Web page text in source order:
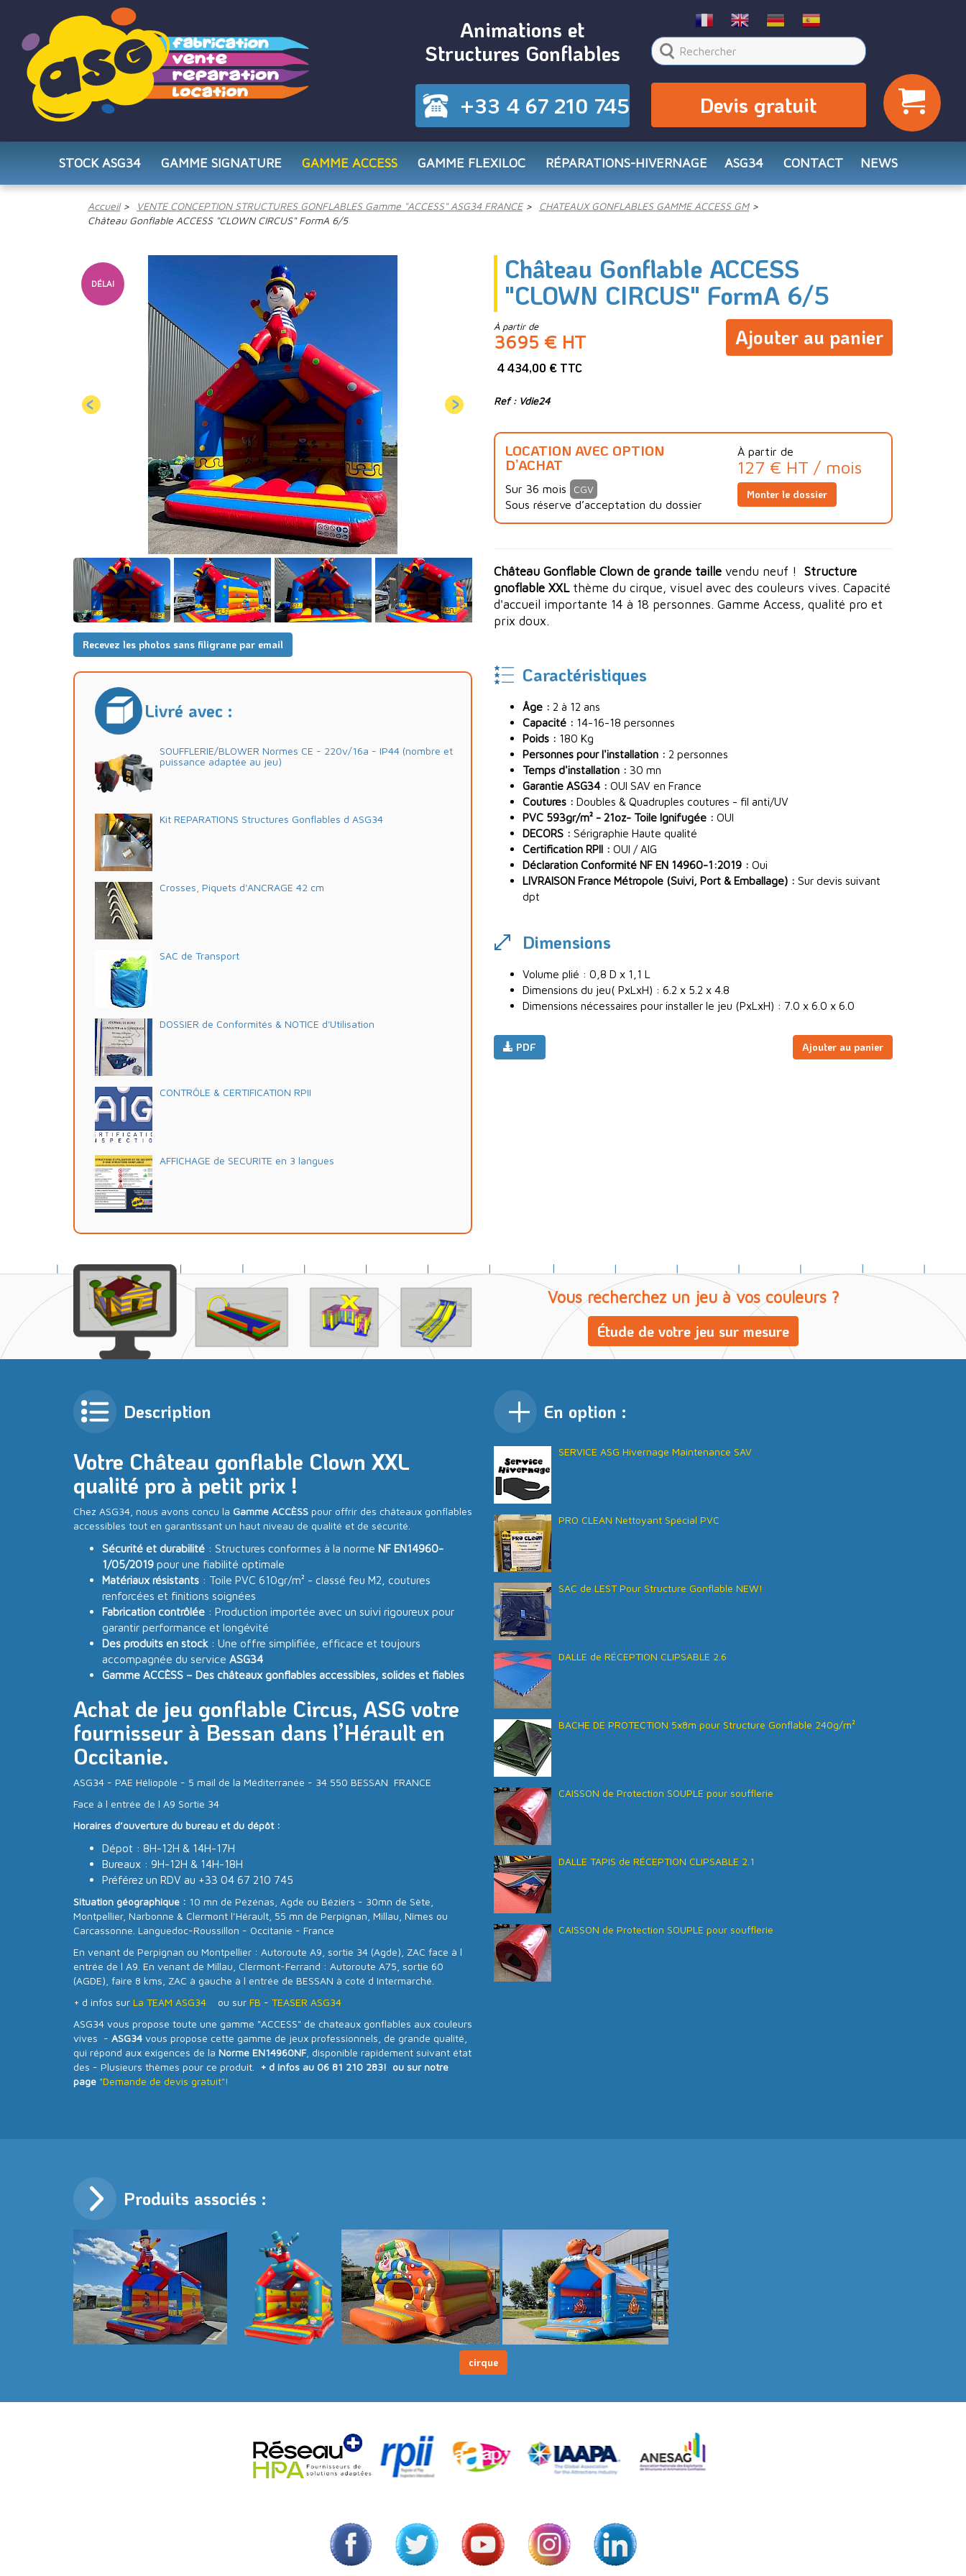
Animations et
Structures Gonflables
+33 4 67 210 745 Devis gratuit
STOCK ASG34 GAMME SIGNATURE GAMME ACCESS GAMME FLEXILOC RÉPARATIONS-HIVERNAGE ASG34 CONTACT NEWS
Accueil VENTE CONCEPTION STRUCTURES GONFLABLES Gamme "ACCESS" ASG34 FRANCE
CHATEAUX GONFLABLES GAMME ACCESS GM
Château Gonflable ACCESS "CLOWN CIRCUS" FormA 6/5
Recevez les photos sans filigrane par email
DÉLAI
Livré avec :
SOUFFLERIE/BLOWER Normes CE - 220v/16a - IP44 (nombre et
puissance adaptée au jeu)
Kit REPARATIONS Structures Gonflables d ASG34
Crosses, Piquets d'ANCRAGE 42 cm
SAC de Transport
DOSSIER de Conformités & NOTICE d'Utilisation
CONTRÔLE & CERTIFICATION RPII
AFFICHAGE de SECURITE en 3 langues
Château Gonflable ACCESS
"CLOWN CIRCUS" FormA 6/5
À partir de
3695 € HT
4 434,00 € TTC
Ajouter au panier
Ref : Vdie24
LOCATION AVEC OPTION
D’ACHAT
Sur 36 mois CGV
Sous réserve d’acceptation du dossier
À partir de
127 € HT / mois
Monter le dossier
Château Gonflable Clown de grande taille vendu neuf ! Structure
gnoflable XXLthème du cirque, visuel avec des couleurs vives. Capacité
d'accueil importante 14 à 18 personnes. Gamme Access, qualité pro et
prix doux.
Caractéristiques
Âge : 2 à 12 ans
Capacité : 14-16-18 personnes
Poids : 180 Kg
Personnes pour l'installation : 2 personnes
Temps d'installation : 30 mn
Garantie ASG34 : OUI SAV en France
Coutures : Doubles & Quadruples coutures - fil anti/UV
PVC 593gr/m² - 21oz- Toile Ignifugée : OUI
DECORS : Sérigraphie Haute qualité
Certification RPII : OUI / AIG
Déclaration Conformité NF EN 14960-1:2019 : Oui
LIVRAISON France Métropole (Suivi, Port & Emballage) : Sur devis suivant
dpt
Dimensions
Volume plié : 0,8 D x 1,1 L
Dimensions du jeu( PxLxH) : 6.2 x 5.2 x 4.8
Dimensions nécessaires pour installer le jeu (PxLxH) : 7.0 x 6.0 x 6.0
Ajouter au panier
PDF
Vous recherchez un jeu à vos couleurs ?
Étude de votre jeu sur mesure
Description
Votre Château gonflable Clown XXL
qualité pro à petit prix !
Chez ASG34, nous avons conçu la Gamme ACCÈSS pour offrir des châteaux gonflables
accessibles tout en garantissant un haut niveau de qualité et de sécurité.
Sécurité et durabilité : Structures conformes à la norme NF EN14960-
1/05/2019 pour une fiabilité optimale
Matériaux résistants : Toile PVC 610gr/m² - classé feu M2, coutures
renforcées et finitions soignées
Fabrication contrôlée : Production importée avec un suivi rigoureux pour
garantir performance et longévité
Des produits en stock: Une offre simplifiée, efficace et toujours
accompagnée du service ASG34
Gamme ACCÈSS – Des châteaux gonflables accessibles, solides et fiables
Achat de jeu gonflable Circus, ASG votre
fournisseur à Bessan dans l’Hérault en
Occitanie.
ASG34 - PAE Héliopôle - 5 mail de la Méditerranée - 34 550 BESSAN FRANCE
Face à l entrée de l A9 Sortie 34
Horaires d’ouverture du bureau et du dépôt :
Dépot : 8H-12H & 14H-17H
Bureaux : 9H-12H & 14H-18H
Préférez un RDV au +33 04 67 210 745
Situation géographique : 10 mn de Pézénas, Agde ou Béziers - 30mn de Sète,
Montpellier, Narbonne & Clermont l’Hérault, 55 mn de Perpignan, Millau, Nîmes ou
Carcassonne. Languedoc-Roussillon - Occitanie - France
En venant de Perpignan ou Montpellier : Autoroute A9, sortie 34 (Agde), ZAC face à l
entrée de l A9. En venant de Millau, Clermont-Ferrand : Autoroute A75, sortie 60
(AGDE), faire 8 kms, ZAC à gauche à l entrée de BESSAN à coté d Intermarché.
+ d infos sur La TEAM ASG34 ou sur FB - TEASER ASG34
ASG34 vous propose toute une gamme "ACCESS" de chateaux gonflables aux couleurs
vives - ASG34 vous propose cette gamme de jeux professionnels, de grande qualité,
qui répond aux exigences de la Norme EN14960NF, disponible rapidement suivant état
des - Plusieurs thèmes pour ce produit.
+ d infos au 06 81 210 283! ou sur notre
page "Demande de devis gratuit"!
En option :
SERVICE ASG Hivernage Maintenance SAV
PRO CLEAN Nettoyant Spécial PVC
SAC de LEST Pour Structure Gonflable NEW!
DALLE de RÉCEPTION CLIPSABLE 2.6
BACHE DE PROTECTION 5x8m pour Structure Gonflable 240g/m²
CAISSON de Protection SOUPLE pour soufflerie
DALLE TAPIS de RÉCEPTION CLIPSABLE 2.1
CAISSON de Protection SOUPLE pour soufflerie
Produits associés :
cirque